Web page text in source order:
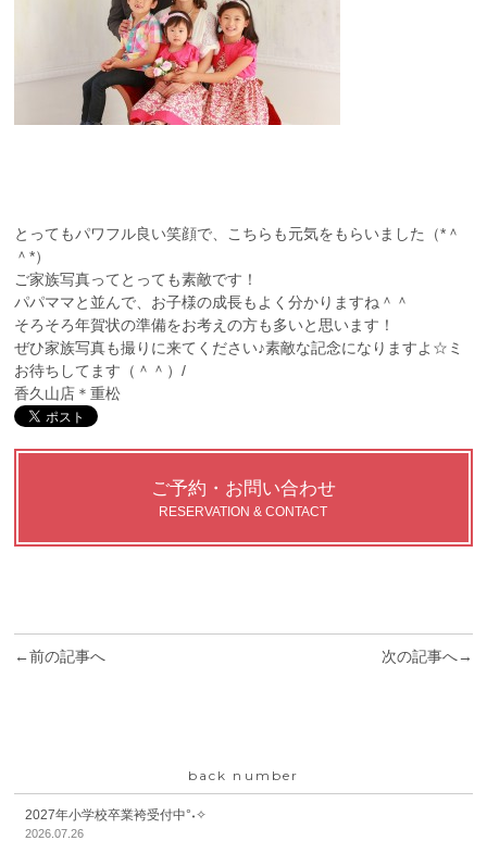
とってもパワフル良い笑顔で、こちらも元気をもらいました（*＾
＾*）
ご家族写真ってとっても素敵です！
パパママと並んで、お子様の成長もよく分かりますね＾＾
そろそろ年賀状の準備をお考えの方も多いと思います！
ぜひ家族写真も撮りに来てください♪素敵な記念になりますよ☆ミ
お待ちしてます（＾＾）/
香久山店＊重松
ご予約・お問い合わせ
RESERVATION & CONTACT
←前の記事へ 次の記事へ→
back number
2027年小学校卒業袴受付中°˖✧
2026.07.26